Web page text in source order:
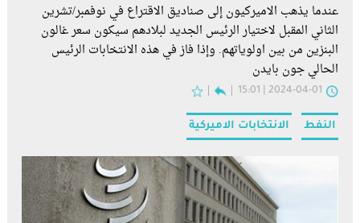
عندما يذهب الاميركيون إلى صناديق الاقتراع في نوفمبر/تشرين
الثاني المقبل لاختيار الرئيس الجديد لبلادهم سيكون سعر غالون
البنزين من بين اولوياتهم. وإذا فاز في هذه الانتخابات الرئيس
الحالي جون بايدن
2024-04-01 | 15:01
النفط الانتخابات الاميركية